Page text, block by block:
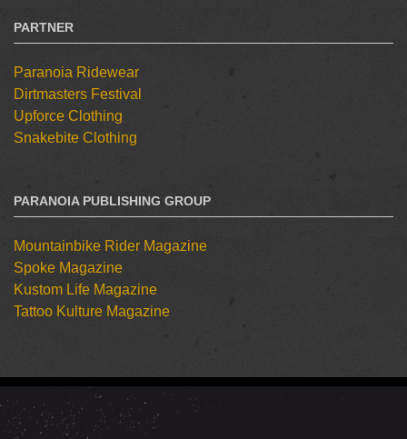
PARTNER
Paranoia Ridewear
Dirtmasters Festival
Upforce Clothing
Snakebite Clothing
PARANOIA PUBLISHING GROUP
Mountainbike Rider Magazine
Spoke Magazine
Kustom Life Magazine
Tattoo Kulture Magazine